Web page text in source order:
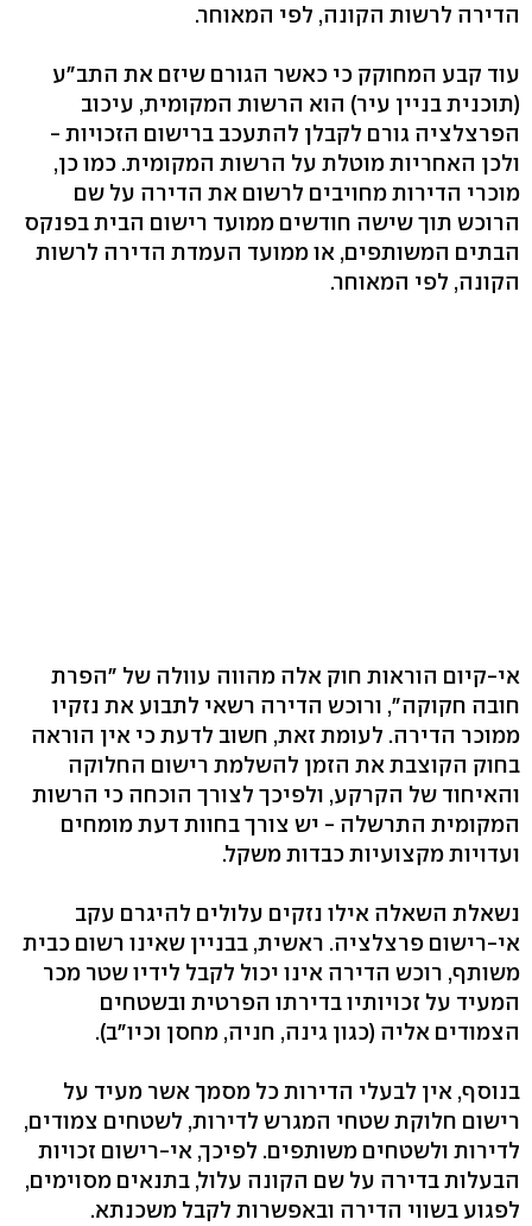
הדירה לרשות הקונה, לפי המאוחר.
עוד קבע המחוקק כי כאשר הגורם שיזם את התב"ע
(תוכנית בניין עיר) הוא הרשות המקומית, עיכוב
הפרצלציה גורם לקבלן להתעכב ברישום הזכויות -
ולכן האחריות מוטלת על הרשות המקומית. כמו כן,
מוכרי הדירות מחויבים לרשום את הדירה על שם
הרוכש תוך שישה חודשים ממועד רישום הבית בפנקס
הבתים המשותפים, או ממועד העמדת הדירה לרשות
הקונה, לפי המאוחר.
אי-קיום הוראות חוק אלה מהווה עוולה של "הפרת
חובה חקוקה", ורוכש הדירה רשאי לתבוע את נזקיו
ממוכר הדירה. לעומת זאת, חשוב לדעת כי אין הוראה
בחוק הקוצבת את הזמן להשלמת רישום החלוקה
והאיחוד של הקרקע, ולפיכך לצורך הוכחה כי הרשות
המקומית התרשלה - יש צורך בחוות דעת מומחים
ועדויות מקצועיות כבדות משקל.
נשאלת השאלה אילו נזקים עלולים להיגרם עקב
אי-רישום פרצלציה. ראשית, בבניין שאינו רשום כבית
משותף, רוכש הדירה אינו יכול לקבל לידיו שטר מכר
המעיד על זכויותיו בדירתו הפרטית ובשטחים
הצמודים אליה (כגון גינה, חניה, מחסן וכיו"ב).
בנוסף, אין לבעלי הדירות כל מסמך אשר מעיד על
רישום חלוקת שטחי המגרש לדירות, לשטחים צמודים,
לדירות ולשטחים משותפים. לפיכך, אי-רישום זכויות
הבעלות בדירה על שם הקונה עלול, בתנאים מסוימים,
לפגוע בשווי הדירה ובאפשרות לקבל משכנתא.